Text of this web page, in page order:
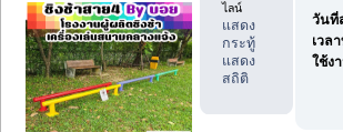
ไลน์
แสดง
กระทู้
แสดง
สถิติ
วันที่
เวล
ใช้ง